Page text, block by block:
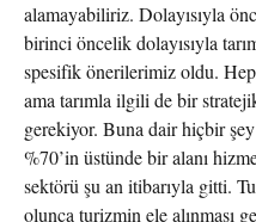
alamayabiliriz. Dolayısıyla
birinci öncelik dolayısıyla
spesifik önerilerimiz oldu. Hep
ama tarımla ilgili de bir
gerekiyor. Buna dair hiçbir
%70’in üstünde bir alanı
sektörü şu an itibarıyla gitti.
olunca turizmin ele alınması